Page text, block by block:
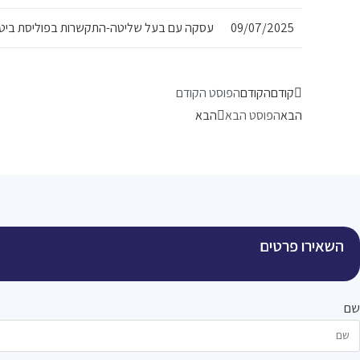
09/07/2025 עסקה עם בעל שליטה-התקשרות בפוליסת
קודםהקודםהפוסט הקודם
הבאהפוסט הבא הבא
השאירו פרטים
שם